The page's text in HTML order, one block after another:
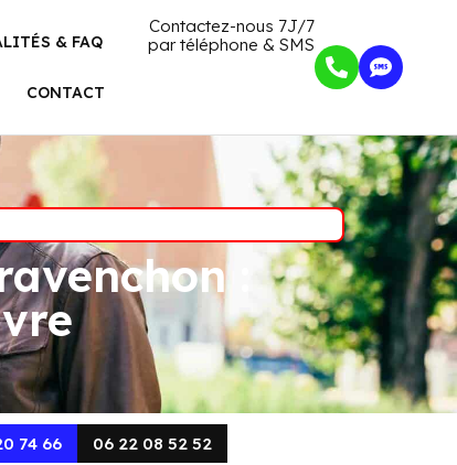
& FAQ
CONTACT
Contactez-nous 7J/7
par téléphone & SMS
:
74 66 06 22 08 52 52